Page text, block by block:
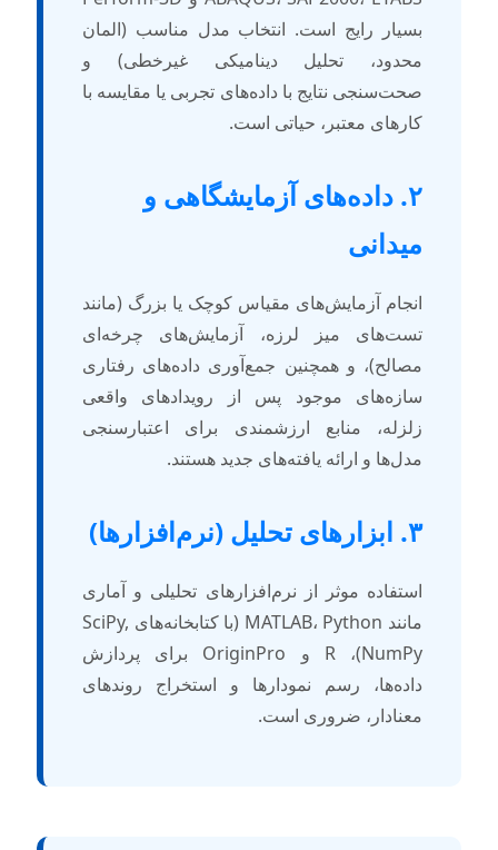
رایج است. انتخاب مدل مناسب (المان
تحلیل دینامیکی غیرخطی) و
نتایج با داده‌های تجربی یا مقایسه با
معتبر، حیاتی است.
۲. داده‌های آزمایشگاهی و
آزمایش‌های مقیاس کوچک یا بزرگ (مانند
میز لرزه، آزمایش‌های چرخه‌ای
و همچنین جمع‌آوری داده‌های رفتاری
موجود پس از رویدادهای واقعی
منابع ارزشمندی برای اعتبارسنجی
و ارائه یافته‌های جدید هستند.
موثر از نرم‌افزارهای تحلیلی و آماری
مانند MATLAB، Python (با کتابخانه‌های SciPy,
NumPy)، R و OriginPro برای پردازش
رسم نمودارها و استخراج روندهای
ضروری است.